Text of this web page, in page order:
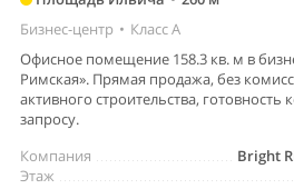
Бизнес-центр • Класс A
Офисное помещение 158.3 кв. м в
Римская». Прямая продажа, без
активного строительства, готовность
запросу.
Bright
Компания
Этаж